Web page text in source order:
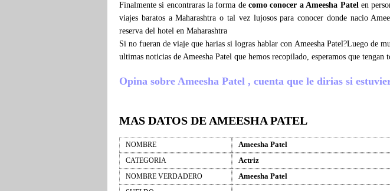
Finalmente si encontraras la forma decomo conocer a Ameesha Patelen
viajes baratos a Maharashtra o tal vez lujosos para conocer donde nacio
reserva del hotel en Maharashtra
Si no fueran de viaje que harias si logras hablar con Ameesha Patel?Luego de
ultimas noticias de Ameesha Patel que hemos recopilado, esperamos que tengan
Opina sobre Ameesha Patel , cuenta que le dirias si
MAS DATOS DE AMEESHA PATEL
NOMBRE Ameesha Patel
CATEGORIA Actriz
NOMBRE VERDADERO Ameesha Patel